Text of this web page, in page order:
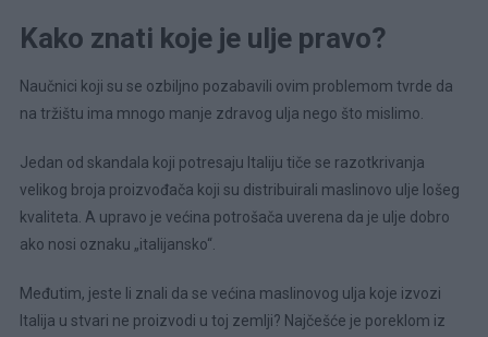
Kako znati koje je ulje pravo?
Naučnici koji su se ozbiljno pozabavili ovim problemom tvrde da
na tržištu ima mnogo manje zdravog ulja nego što mislimo.
Jedan od skandala koji potresaju Italiju tiče se razotkrivanja
velikog broja proizvođača koji su distribuirali maslinovo ulje lošeg
kvaliteta. A upravo je većina potrošača uverena da je ulje dobro
ako nosi oznaku „italijansko“.
Međutim, jeste li znali da se većina maslinovog ulja koje izvozi
Italija u stvari ne proizvodi u toj zemlji? Najčešće je poreklom iz